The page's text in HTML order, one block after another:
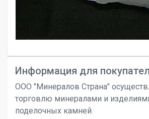
Информация для
ООО "Минералов Страна"
торговлю минералами и
поделочных камней.